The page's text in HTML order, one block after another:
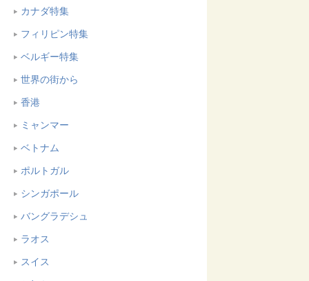
カナダ特集
フィリピン特集
ベルギー特集
世界の街から
香港
ミャンマー
ベトナム
ポルトガル
シンガポール
バングラデシュ
ラオス
スイス